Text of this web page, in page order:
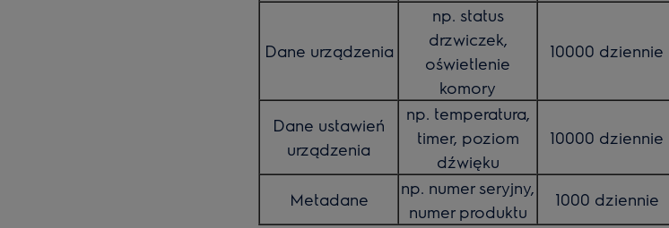
Dane urządzenia
np. status
drzwiczek,
oświetlenie
komory
10000 dziennie
Dane ustawień
urządzenia
np. temperatura,
timer, poziom
dźwięku
10000 dziennie
Metadane
np. numer seryjny,
numer produktu
1000 dziennie